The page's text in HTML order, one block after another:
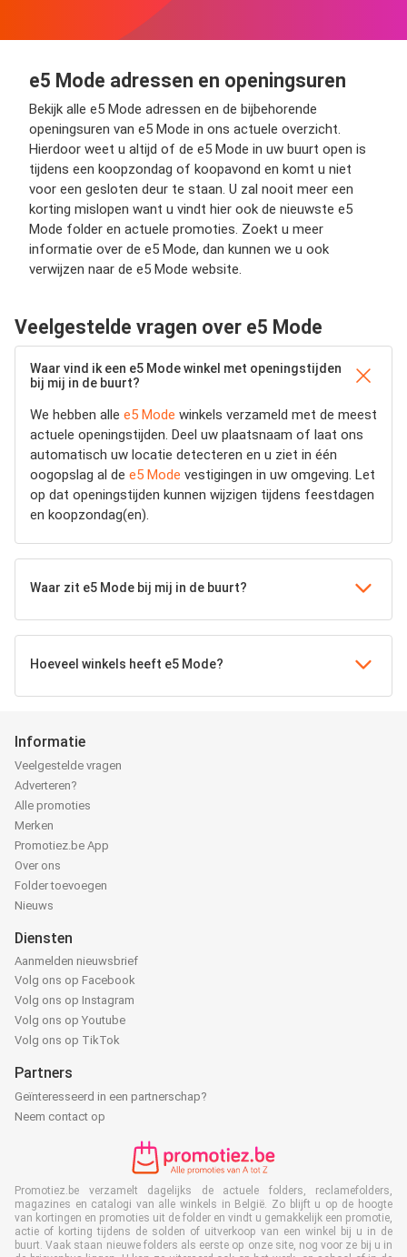
e5 Mode adressen en openingsuren
Bekijk alle e5 Mode adressen en de bijbehorende
openingsuren van e5 Mode in ons actuele overzicht.
Hierdoor weet u altijd of de e5 Mode in uw buurt open is
tijdens een koopzondag of koopavond en komt u niet
voor een gesloten deur te staan. U zal nooit meer een
korting mislopen want u vindt hier ook de nieuwste e5
Mode folder en actuele promoties. Zoekt u meer
informatie over de e5 Mode, dan kunnen we u ook
verwijzen naar de e5 Mode website.
Veelgestelde vragen over e5 Mode
Waar vind ik een e5 Mode winkel met openingstijden
bij mij in de buurt?
We hebben alle e5 Mode winkels verzameld met de meest
actuele openingstijden. Deel uw plaatsnaam of laat ons
automatisch uw locatie detecteren en u ziet in één
oogopslag al de e5 Mode vestigingen in uw omgeving. Let
op dat openingstijden kunnen wijzigen tijdens feestdagen
en koopzondag(en).
Waar zit e5 Mode bij mij in de buurt?
Hoeveel winkels heeft e5 Mode?
Informatie
Veelgestelde vragen
Adverteren?
Alle promoties
Merken
Promotiez.be App
Over ons
Folder toevoegen
Nieuws
Diensten
Aanmelden nieuwsbrief
Volg ons op Facebook
Volg ons op Instagram
Volg ons op Youtube
Volg ons op TikTok
Partners
Geïnteresseerd in een partnerschap?
Neem contact op
Promotiez.be verzamelt dagelijks de actuele folders, reclamefolders,
magazines en catalogi van alle winkels in België. Zo blijft u op de hoogte
van kortingen en promoties uit de folder en vindt u gemakkelijk een promotie,
actie of korting tijdens de solden of uitverkoop van een winkel bij u in de
buurt. Vaak staan nieuwe folders als eerste op onze site, nog voor ze bij u in